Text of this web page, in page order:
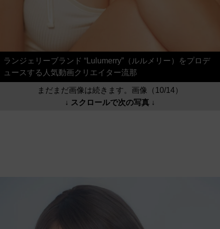
ランジェリーブランド “Lulumerry”（ルルメリー）をプロデ
ュースする人気動画クリエイター流那
まだまだ画像は続きます。画像（10/14）
↓ スクロールで次の写真 ↓